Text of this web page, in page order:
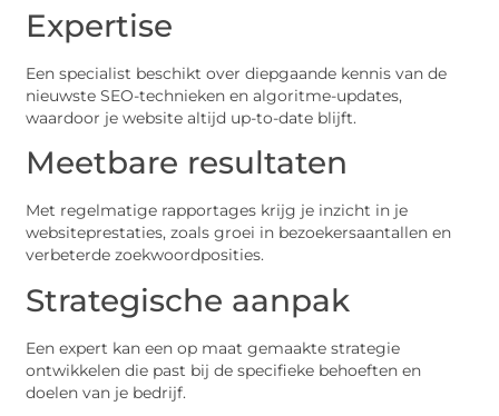
Expertise
Een specialist beschikt over diepgaande kennis van de
nieuwste SEO-technieken en algoritme-updates,
waardoor je website altijd up-to-date blijft.
Meetbare resultaten
Met regelmatige rapportages krijg je inzicht in je
websiteprestaties, zoals groei in bezoekersaantallen en
verbeterde zoekwoordposities.
Strategische aanpak
Een expert kan een op maat gemaakte strategie
ontwikkelen die past bij de specifieke behoeften en
doelen van je bedrijf.